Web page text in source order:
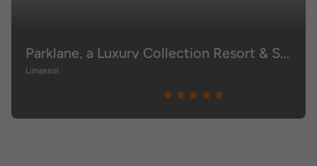
Parklane, a Luxury Collection Resort & Spa, Limassol
Limassol